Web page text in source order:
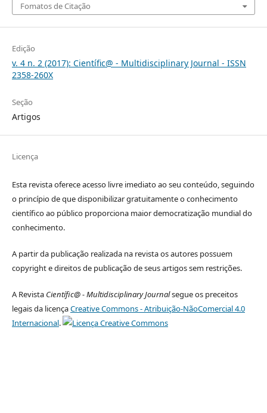
Fomatos de Citação
Edição
v. 4 n. 2 (2017): Científic@ - Multidisciplinary Journal - ISSN
2358-260X
Seção
Artigos
Licença
Esta revista oferece acesso livre imediato ao seu conteúdo, seguindo
o princípio de que disponibilizar gratuitamente o conhecimento
científico ao público proporciona maior democratização mundial do
conhecimento.
A partir da publicação realizada na revista os autores possuem
copyright e direitos de publicação de seus artigos sem restrições.
A Revista Científic@ - Multidisciplinary Journalsegue os preceitos
legais da licençaCreative Commons - Atribuição-NãoComercial 4.0
Internacional.